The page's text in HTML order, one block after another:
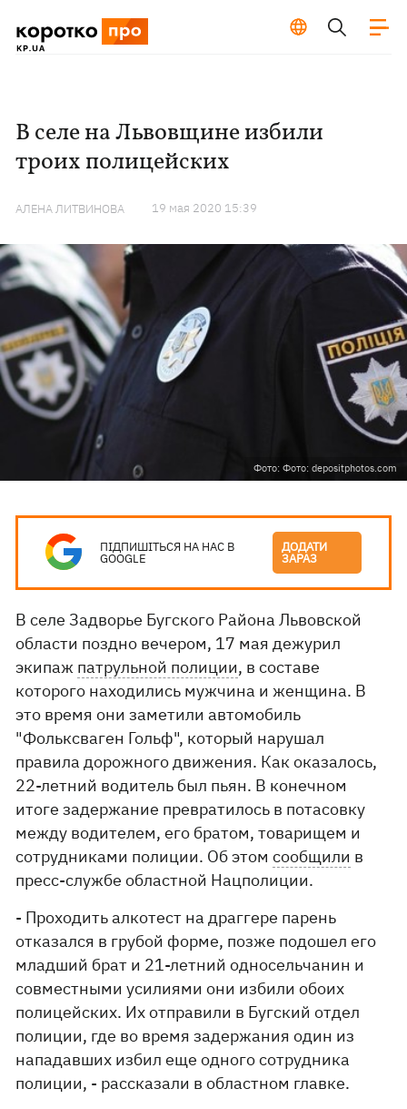
В селе на Львовщине избили
троих полицейских
АЛЕНА ЛИТВИНОВА 19 мая 2020 15:39
Фото: Фото: depositphotos.com
ПІДПИШІТЬСЯ НА НАС В
GOOGLE
ДОДАТИ
ЗАРАЗ
В селе Задворье Бугского Района Львовской
области поздно вечером, 17 мая дежурил
экипаж патрульной полиции, в составе
которого находились мужчина и женщина. В
это время они заметили автомобиль
"Фольксваген Гольф", который нарушал
правила дорожного движения. Как оказалось,
22-летний водитель был пьян. В конечном
итоге задержание превратилось в потасовку
между водителем, его братом, товарищем и
сотрудниками полиции. Об этомсообщили в
пресс-службе областной Нацполиции.
- Проходить алкотест на драггере парень
отказался в грубой форме, позже подошел его
младший брат и 21-летний односельчанин и
совместными усилиями они избили обоих
полицейских. Их отправили в Бугский отдел
полиции, где во время задержания один из
нападавших избил еще одного сотрудника
полиции, - рассказали в областном главке.